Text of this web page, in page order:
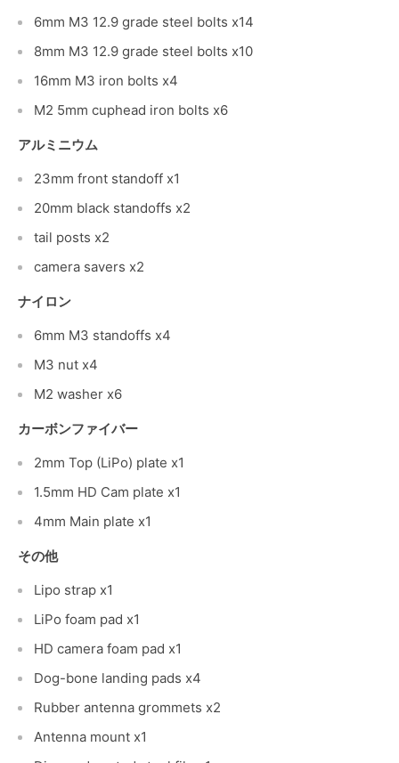
6mm M3 12.9 grade steel bolts x14
8mm M3 12.9 grade steel bolts x10
16mm M3 iron bolts x4
M2 5mm cuphead iron bolts x6
アルミニウム
23mm front standoff x1
20mm black standoffs x2
tail posts x2
camera savers x2
ナイロン
6mm M3 standoffs x4
M3 nut x4
M2 washer x6
カーボンファイバー
2mm Top (LiPo) plate x1
1.5mm HD Cam plate x1
4mm Main plate x1
その他
Lipo strap x1
LiPo foam pad x1
HD camera foam pad x1
Dog-bone landing pads x4
Rubber antenna grommets x2
Antenna mount x1